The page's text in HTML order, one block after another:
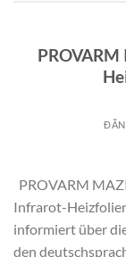
PROVARM
Infrarot-
informiert über
den